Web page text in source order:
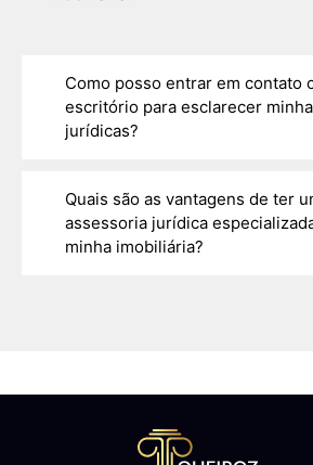
Como posso entrar em contato
escritório para esclarecer
jurídicas?
Quais são as vantagens de ter
assessoria jurídica
minha imobiliária?